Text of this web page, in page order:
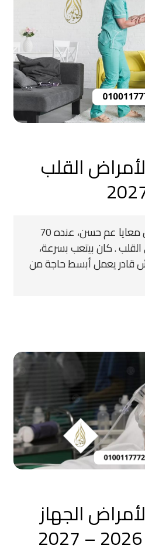
القلب
البداية: عن المريض تخيل معايا عم حسن، عنده 70
. كان بيتعب بسرعة،
قادر يعمل أبسط حاجة من
الجهاز